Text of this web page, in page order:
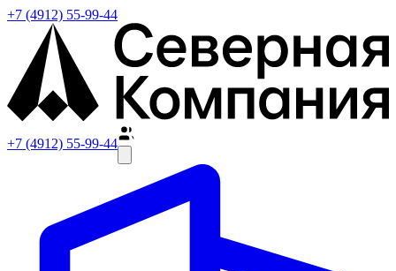
+7 (4912) 55-99-44
+7 (4912) 55-99-44